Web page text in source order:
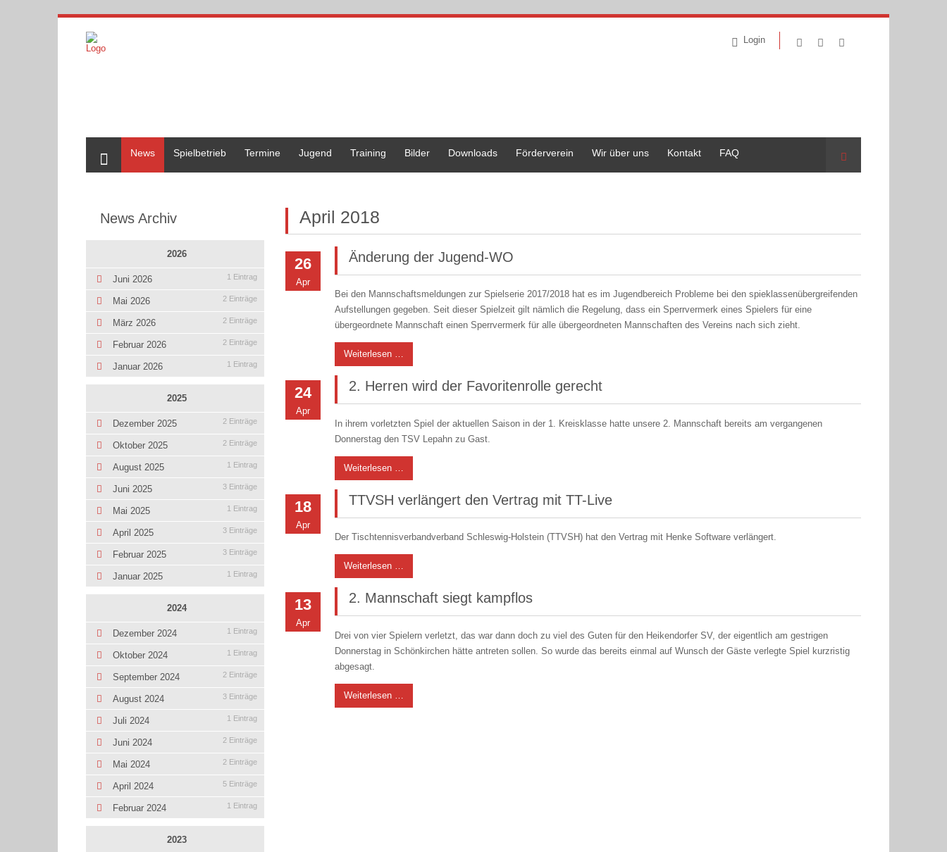
Login
News
Spielbetrieb Termine Jugend Training Bilder Downloads Förderverein Wir über uns Kontakt FAQ Suche
April 2018
26
Apr
Änderung der Jugend-WO
Bei den Mannschaftsmeldungen zur Spielserie 2017/2018 hat es im Jugendbereich Probleme bei den spieklassenübergreifenden
Aufstellungen gegeben. Seit dieser Spielzeit gilt nämlich die Regelung, dass ein Sperrvermerk eines Spielers für eine
übergeordnete Mannschaft einen Sperrvermerk für alle übergeordneten Mannschaften des Vereins nach sich zieht.
Weiterlesen …
24
Apr
2. Herren wird der Favoritenrolle gerecht
In ihrem vorletzten Spiel der aktuellen Saison in der 1. Kreisklasse hatte unsere 2. Mannschaft bereits am vergangenen
Donnerstag den TSV Lepahn zu Gast.
Weiterlesen …
18
Apr
TTVSH verlängert den Vertrag mit TT-Live
Der Tischtennisverbandverband Schleswig-Holstein (TTVSH) hat den Vertrag mit Henke Software verlängert.
Weiterlesen …
13
Apr
2. Mannschaft siegt kampflos
Drei von vier Spielern verletzt, das war dann doch zu viel des Guten für den Heikendorfer SV, der eigentlich am gestrigen
Donnerstag in Schönkirchen hätte antreten sollen. So wurde das bereits einmal auf Wunsch der Gäste verlegte Spiel kurzristig
abgesagt.
Weiterlesen …
News Archiv
2026
Juni 2026 1 Eintrag
Mai 2026 2 Einträge
März 2026 2 Einträge
Februar 2026 2 Einträge
Januar 2026 1 Eintrag
2025
Dezember 2025 2 Einträge
Oktober 2025 2 Einträge
August 2025 1 Eintrag
Juni 2025 3 Einträge
Mai 2025 1 Eintrag
April 2025 3 Einträge
Februar 2025 3 Einträge
Januar 2025 1 Eintrag
2024
Dezember 2024 1 Eintrag
Oktober 2024 1 Eintrag
September 2024 2 Einträge
August 2024 3 Einträge
Juli 2024 1 Eintrag
Juni 2024 2 Einträge
Mai 2024 2 Einträge
April 2024 5 Einträge
Februar 2024 1 Eintrag
2023